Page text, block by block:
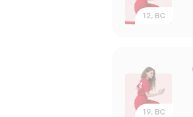
12, ВС
19, ВС